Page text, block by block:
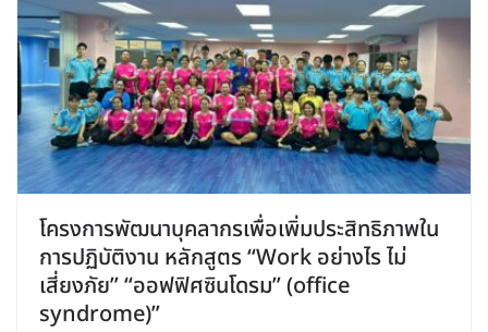
โครงการพัฒนาบุคลากรเพื่อเพิ่มประสิทธิภาพใน
การปฏิบัติงาน หลักสูตร “Work อย่างไร ไม่
เสี่ยงภัย” “ออฟฟิศซินโดรม” (office
syndrome)”